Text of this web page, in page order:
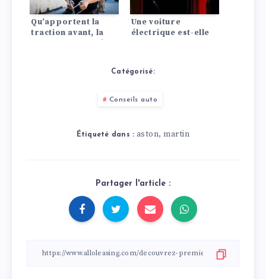
Qu’apportent la
traction avant, la
Une voiture
électrique est-elle
combustion
Catégorisé:
Conseils auto
Étiqueté dans : aston,martin
Partager l'article :